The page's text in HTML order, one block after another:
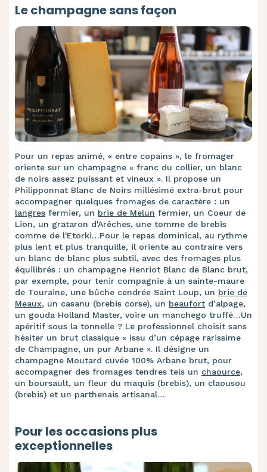
Le champagne sans façon
Pour un repas animé, « entre copains », le fromager
oriente sur un champagne « franc du collier, un blanc
de noirs assez puissant et vineux ». Il propose un
Philipponnat Blanc de Noirs millésimé extra-brut pour
accompagner quelques fromages de caractère : un
langres fermier, un brie de Melun fermier, un Coeur de
Lion, un grataron d'Arêches, une tomme de brebis
comme de l'Etorki…Pour le repas dominical, au rythme
plus lent et plus tranquille, il oriente au contraire vers
un blanc de blanc plus subtil, avec des fromages plus
équilibrés : un champagne Henriot Blanc de Blanc brut,
par exemple, pour tenir compagnie à un sainte-maure
de Touraine, une bûche cendrée Saint Loup, un brie de
Meaux, un casanu (brebis corse), un beaufort d’alpage,
un gouda Holland Master, voire un manchego truffé…Un
apéritif sous la tonnelle ? Le professionnel choisit sans
hésiter un brut classique « issu d’un cépage rarissime
de Champagne, un pur Arbane ». Il désigne un
champagne Moutard cuvée 100% Arbane brut, pour
accompagner des fromages tendres tels un chaource,
un boursault, un fleur du maquis (brebis), un claousou
(brebis) et un parthenais artisanal…
Pour les occasions plus
exceptionnelles